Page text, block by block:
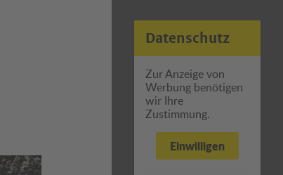
Datenschutz
Zur Anzeige von
Werbung benötigen
wir Ihre
Zustimmung.
Einwilligen